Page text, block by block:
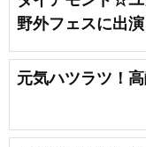
野外フェスに出演
元気ハツラツ！